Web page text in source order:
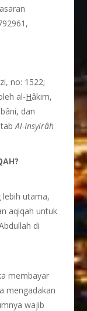
no: 1522;
al-Hâkim,
dan
Al-Insyirâh
lebih utama,
aqiqah untuk
di
membayar
mengadakan
wajib